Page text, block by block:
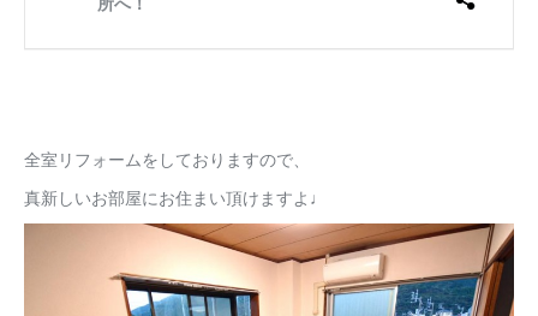
全室リフォームをしておりますので、
真新しいお部屋にお住まい頂けますよ♩